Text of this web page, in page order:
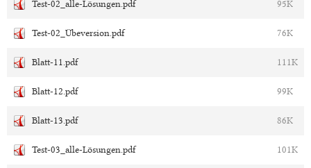
Test-02_alle-Lösungen.pdf 95K
Test-02_Übeversion.pdf 76K
Blatt-11.pdf 111K
Blatt-12.pdf 99K
Blatt-13.pdf 86K
Test-03_alle-Lösungen.pdf 101K